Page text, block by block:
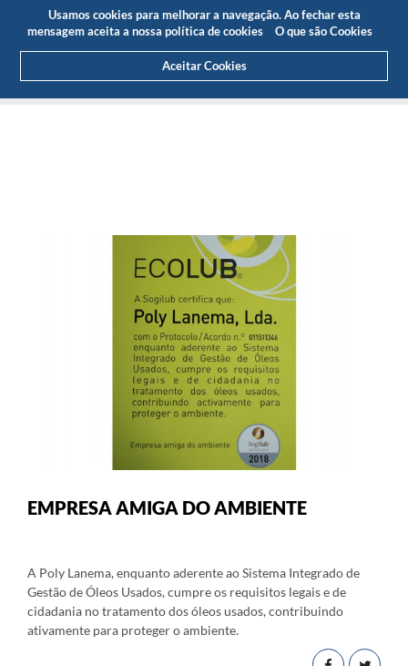
Usamos cookies para melhorar a navegação. Ao fechar esta
mensagem aceita a nossa política de cookies
O que são Cookies
Aceitar Cookies
Área Cliente
Orçamento(0)
EMPRESA AMIGA DO AMBIENTE
A Poly Lanema, enquanto aderente ao Sistema Integrado de
Gestão de Óleos Usados, cumpre os requisitos legais e de
cidadania no tratamento dos óleos usados, contribuindo
ativamente para proteger o ambiente.